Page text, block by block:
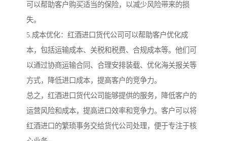
可以帮助客户购买适当的保险，以减少风险带来的损
失。
5.成本优化：红酒进口货代公司可以帮助客户优化成
本，包括运输成本、关税和税费、合规成本等。他们可
以通过协商运输合同、合理安排装载、优化海关报关等
方式，降低进口成本，提高客户的竞争力。
总之，红酒进口货代公司能够提供的服务，降低客户的
运营风险和成本，提高进口效率和竞争力。客户可以将
红酒进口的繁琐事务交给货代公司处理，便于专注于核